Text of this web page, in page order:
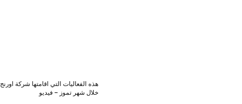
هذه الفعاليات التي اقامتها شركة اورنج
خلال شهر تموز – فيديو